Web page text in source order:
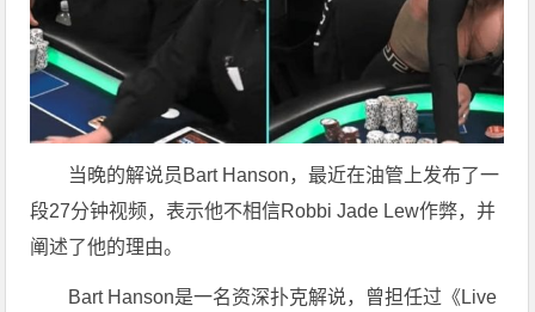
当晚的解说员Bart Hanson，最近在油管上发布了一
段27分钟视频，表示他不相信Robbi Jade Lew作弊，并
阐述了他的理由。
Bart Hanson是一名资深扑克解说，曾担任过《Live